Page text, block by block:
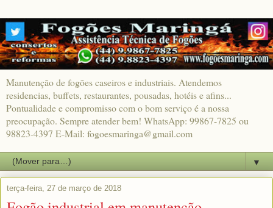
Manutenção de fogões caseiros e industriais. Atendemos
residencias, buffets, restaurantes, pousadas, hotéis e afins...
Pontualidade e compromisso com o bom serviço é a nossa
preocupação. Sempre atender bem! WhatsApp: 99867-7825 ou
98823-4397 E-Mail: fogoesmaringa@gmail.com
▼
terça-feira, 27 de março de 2018